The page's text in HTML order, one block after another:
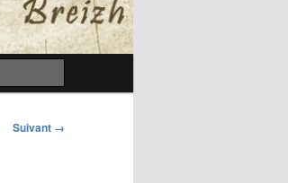
Suivant →